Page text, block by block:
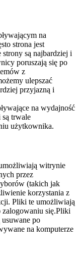
na
strona jest
są najbardziej i
poruszają się po
z
ulepszać
przyjazną i
na wydajność
są trwale
użytkownika.
witrynie
przez
(takich jak
korzystania z
Pliki te umożliwiają
się.Pliki
po
na komputerze